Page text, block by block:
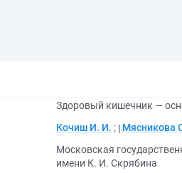
Здоровый кишечник —
Кочиш И. И. ; Мясникова
Московская
имени К. И. Скрябина